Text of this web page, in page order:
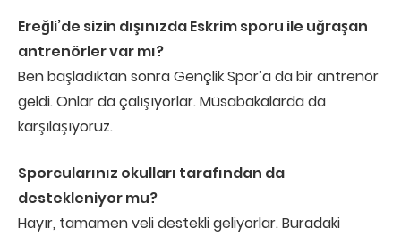
Ereğli’de sizin dışınızda Eskrim sporu ile uğraşan
antrenörler var mı?
Ben başladıktan sonra Gençlik Spor’a da bir antrenör
geldi. Onlar da çalışıyorlar. Müsabakalarda da
karşılaşıyoruz.
Sporcularınız okulları tarafından da
destekleniyor mu?
Hayır, tamamen veli destekli geliyorlar. Buradaki